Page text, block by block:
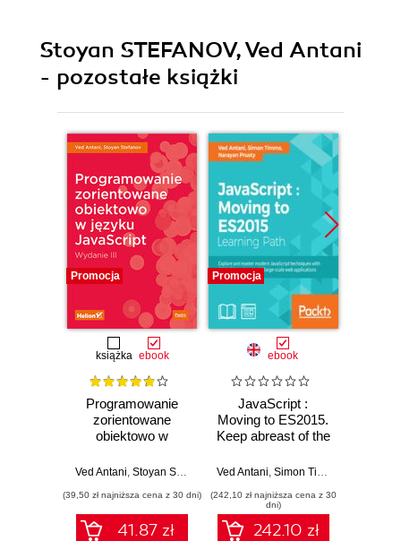
Stoyan STEFANOV, Ved Antani
- pozostałe książki
Promocja
książka ebook
Programowanie
zorientowane
obiektowo w
Wydanie III
Ved Antani Stoyan Stefanov
(39,50 zł najniższa cena z 30 dni)
41.87 zł
Promocja
ebook
JavaScript :
Moving to ES2015.
Keep abreast of the
modern JavaScript
Ved Antani Simon Timms
(242,10 zł najniższa cena z 30
dni)
242.10 zł